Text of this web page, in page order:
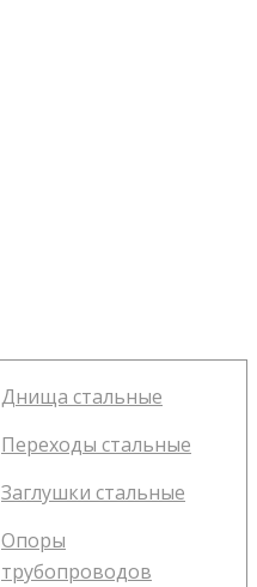
Днища стальные
Переходы стальные
Заглушки стальные
Опоры
трубопроводов